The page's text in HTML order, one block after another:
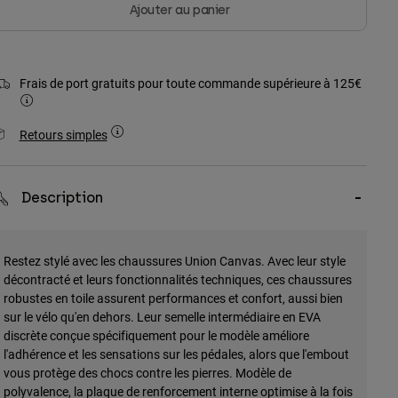
Ajouter au panier
Frais de port gratuits pour toute commande supérieure à 125€
Retours simples
Description
Restez stylé avec les chaussures Union Canvas. Avec leur style
décontracté et leurs fonctionnalités techniques, ces chaussures
robustes en toile assurent performances et confort, aussi bien
sur le vélo qu'en dehors. Leur semelle intermédiaire en EVA
discrète conçue spécifiquement pour le modèle améliore
l'adhérence et les sensations sur les pédales, alors que l'embout
vous protège des chocs contre les pierres. Modèle de
polyvalence, la plaque de renforcement interne optimise à la fois